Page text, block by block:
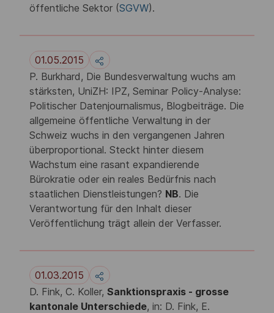
öffentliche Sektor (SGVW).
01.05.2015
P. Burkhard, Die Bundesverwaltung wuchs am
stärksten, UniZH: IPZ, Seminar Policy-Analyse:
Politischer Datenjournalismus, Blogbeiträge. Die
allgemeine öffentliche Verwaltung in der
Schweiz wuchs in den vergangenen Jahren
überproportional. Steckt hinter diesem
Wachstum eine rasant expandierende
Bürokratie oder ein reales Bedürfnis nach
staatlichen Dienstleistungen? NB. Die
Verantwortung für den Inhalt dieser
Veröffentlichung trägt allein der Verfasser.
01.03.2015
D. Fink, C. Koller, Sanktionspraxis - grosse
kantonale Unterschiede, in: D. Fink, E.